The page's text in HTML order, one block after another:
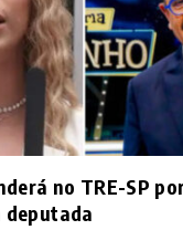
no TRE-SP